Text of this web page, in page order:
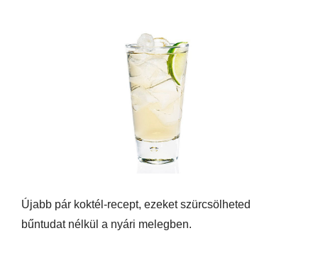
Újabb pár koktél-recept, ezeket szürcsölheted
bűntudat nélkül a nyári melegben.